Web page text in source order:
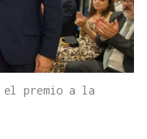
el premio a la